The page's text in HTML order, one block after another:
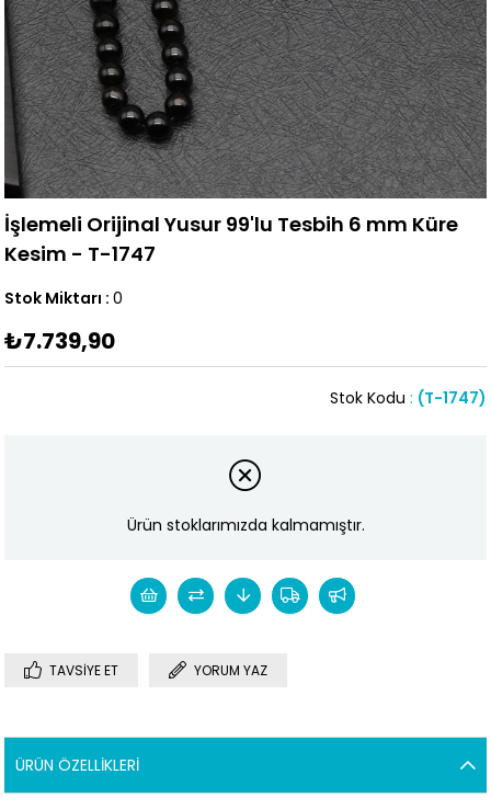
İşlemeli Orijinal Yusur 99'lu Tesbih 6 mm Küre
Kesim - T-1747
Stok Miktarı : 0
₺7.739,90
(T-1747)
Stok Kodu
Ürün stoklarımızda kalmamıştır.
TAVSIYE ET YORUM YAZ
ÜRÜN ÖZELLIKLERI